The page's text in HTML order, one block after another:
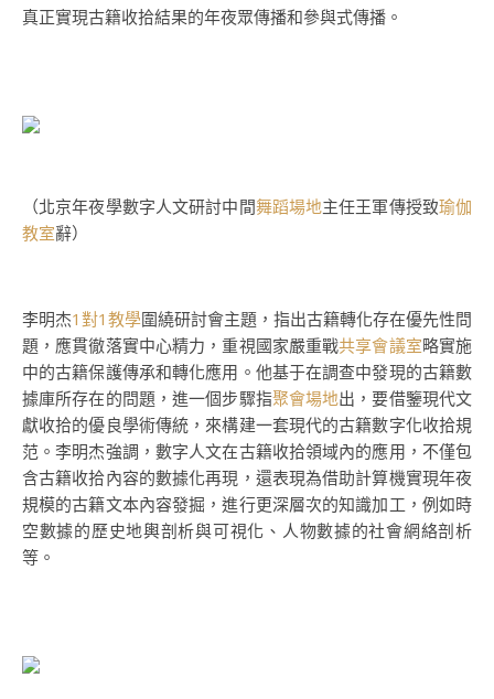
真正實現古籍收拾結果的年夜眾傳播和參與式傳播。
（北京年夜學數字人文研討中間舞蹈場地主任王軍傳授致瑜伽
教室辭）
李明杰1對1教學圍繞研討會主題，指出古籍轉化存在優先性問
題，應貫徹落實中心精力，重視國家嚴重戰共享會議室略實施
中的古籍保護傳承和轉化應用。他基于在調查中發現的古籍數
據庫所存在的問題，進一個步驟指聚會場地出，要借鑒現代文
獻收拾的優良學術傳統，來構建一套現代的古籍數字化收拾規
范。李明杰強調，數字人文在古籍收拾領域內的應用，不僅包
含古籍收拾內容的數據化再現，還表現為借助計算機實現年夜
規模的古籍文本內容發掘，進行更深層次的知識加工，例如時
空數據的歷史地輿剖析與可視化、人物數據的社會網絡剖析
等。